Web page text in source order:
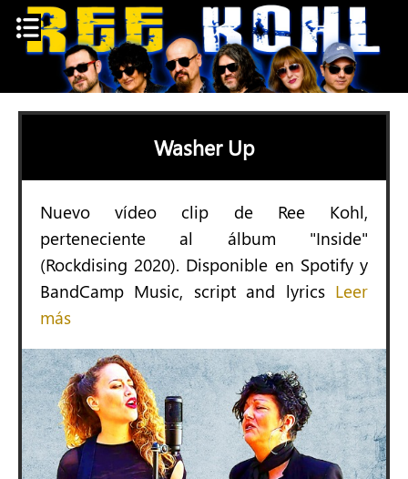
Skip
Washer Up
Nuevo vídeo clip de Ree Kohl,
perteneciente al álbum "Inside"
(Rockdising 2020). Disponible en Spotify y
BandCamp Music, script and lyrics Leer
más